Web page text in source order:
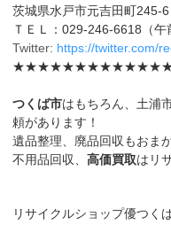
茨城県水戸市元吉田町245-6
ＴＥＬ：029-246-6618（午
Twitter: https://twitter.com/
つくば市はもちろん、土浦
頼があります！
遺品整理、廃品回収もおま
不用品回収、高価買取はリ
リサイクルショップ優つく